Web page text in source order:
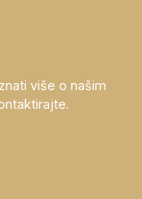
više o našim